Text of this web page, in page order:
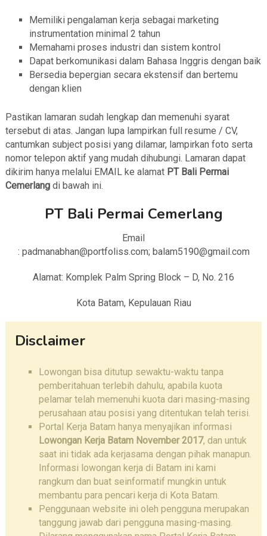
Memiliki pengalaman kerja sebagai marketing
instrumentation minimal 2 tahun
Memahami proses industri dan sistem kontrol
Dapat berkomunikasi dalam Bahasa Inggris dengan baik
Bersedia bepergian secara ekstensif dan bertemu
dengan klien
Pastikan lamaran sudah lengkap dan memenuhi syarat
tersebut di atas. Jangan lupa lampirkan full resume / CV,
cantumkan subject posisi yang dilamar, lampirkan foto serta
nomor telepon aktif yang mudah dihubungi. Lamaran dapat
dikirim hanya melalui EMAIL ke alamat PT Bali Permai
Cemerlang di bawah ini.
PT Bali Permai Cemerlang
Email
: padmanabhan@portfoliss.com; balam5190@gmail.com
Alamat: Komplek Palm Spring Block – D, No. 216
Kota Batam, Kepulauan Riau
Disclaimer
Lowongan bisa ditutup sewaktu-waktu tanpa
pemberitahuan terlebih dahulu, apabila kuota
pelamar telah memenuhi kuota dari masing-masing
perusahaan atau posisi yang ditentukan telah terisi.
Portal Kerja Batam hanya menyajikan informasi
Lowongan Kerja Batam November 2017, dan untuk
saat ini tidak ada kerjasama dengan pihak manapun.
Informasi lowongan kerja di Batam ini kami
rangkum dan buat seinformatif mungkin untuk
membantu para pencari kerja di Kota Batam.
Penggunaan website ini oleh pengguna merupakan
tanggung jawab dari pengguna masing-masing.